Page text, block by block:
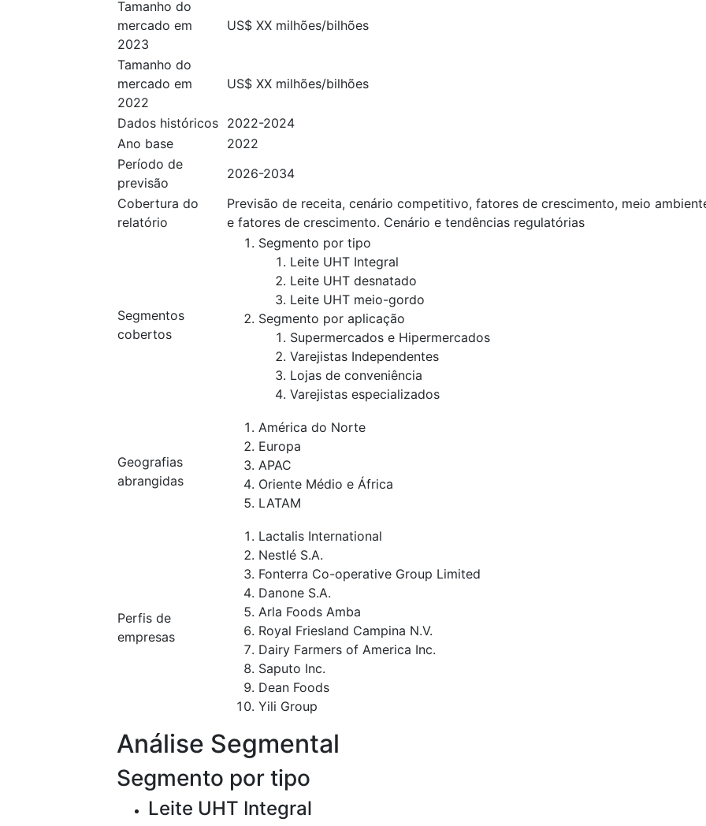
Tamanho do
mercado em
2023
US$ XX milhões/bilhões
Tamanho do
mercado em
2022
US$ XX milhões/bilhões
Dados históricos 2022-2024
Ano base
2022
Período de
previsão
2026-2034
Cobertura do
relatório
Previsão de receita, cenário competitivo, fatores de crescimento, meio
e fatores de crescimento. Cenário e tendências regulatórias
Segmentos
cobertos
Segmento por tipo
Leite UHT Integral
Leite UHT desnatado
Leite UHT meio-gordo
Segmento por aplicação
Supermercados e Hipermercados
Varejistas Independentes
Lojas de conveniência
Varejistas especializados
Geografias
abrangidas
América do Norte
Europa
APAC
Oriente Médio e África
LATAM
Perfis de
empresas
Lactalis International
Nestlé S.A.
Fonterra Co-operative Group Limited
Danone S.A.
Arla Foods Amba
Royal Friesland Campina N.V.
Dairy Farmers of America Inc.
Saputo Inc.
Dean Foods
Yili Group
Análise Segmental
Segmento por tipo
Leite UHT Integral